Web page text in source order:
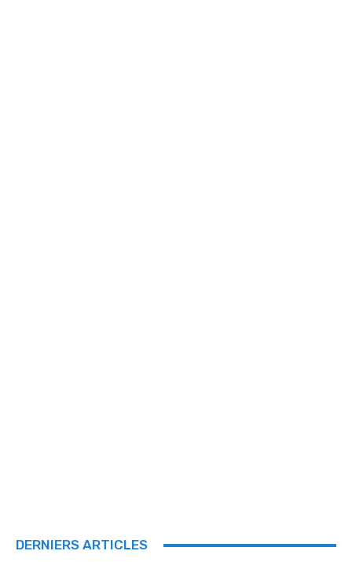
DERNIERS ARTICLES